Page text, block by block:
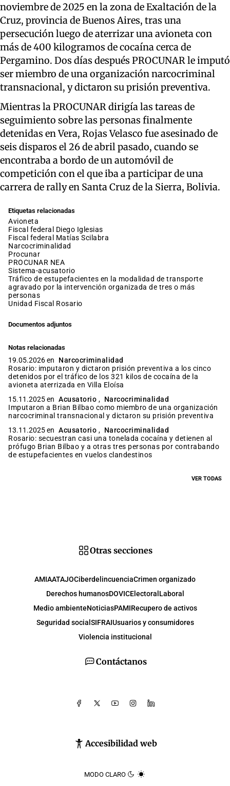
noviembre de 2025 en la zona de Exaltación de la
Cruz, provincia de Buenos Aires, tras una
persecución luego de aterrizar una avioneta con
más de 400 kilogramos de cocaína cerca de
Pergamino. Dos días después PROCUNAR le imputó
ser miembro de una organización narcocriminal
transnacional, y dictaron su prisión preventiva.
Mientras la PROCUNAR dirigía las tareas de
seguimiento sobre las personas finalmente
detenidas en Vera, Rojas Velasco fue asesinado de
seis disparos el 26 de abril pasado, cuando se
encontraba a bordo de un automóvil de
competición con el que iba a participar de una
carrera de rally en Santa Cruz de la Sierra, Bolivia.
Etiquetas relacionadas
avioneta
fiscal federal Diego Iglesias
fiscal federal Matías Scilabra
narcocriminalidad
procunar
PROCUNAR NEA
sistema-acusatorio
tráfico de estupefacientes en la modalidad de transporte
agravado por la intervención organizada de tres o más
personas
Unidad Fiscal Rosario
Documentos adjuntos
Notas relacionadas
19.05.2026 en
Narcocriminalidad
Rosario: imputaron y dictaron prisión preventiva a los cinco
detenidos por el tráfico de los 321 kilos de cocaína de la
avioneta aterrizada en Villa Eloísa
15.11.2025 en Acusatorio , Narcocriminalidad
Imputaron a Brian Bilbao como miembro de una organización
narcocriminal transnacional y dictaron su prisión preventiva
13.11.2025 en Acusatorio , Narcocriminalidad
Rosario: secuestran casi una tonelada cocaína y detienen al
prófugo Brian Bilbao y a otras tres personas por contrabando
de estupefacientes en vuelos clandestinos
VER TODAS
Contáctanos
Accesibilidad web
MODO CLARO
Otras secciones
AMIAATAJOCiberdelincuenciaCrimen organizado
Derechos humanosDOVICElectoral Laboral
Medio ambienteNoticiasPAMIRecupero de activos
Seguridad social SIFRAIUsuarios y consumidores
Violencia institucional